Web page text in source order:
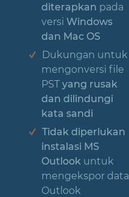
diterapkan pada
versi Windows
dan Mac OS
Dukungan untuk
mengonversi file
PST yang rusak
dan dilindungi
kata sandi
Tidak diperlukan
instalasi MS
Outlook untuk
mengekspor data
Outlook